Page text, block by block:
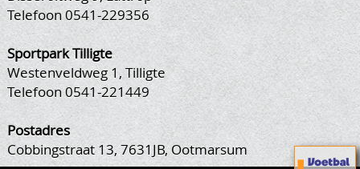
Telefoon 0541-229356
Sportpark Tilligte
Westenveldweg 1, Tilligte
Telefoon 0541-221449
Postadres
Cobbingstraat 13, 7631JB, Ootmarsum